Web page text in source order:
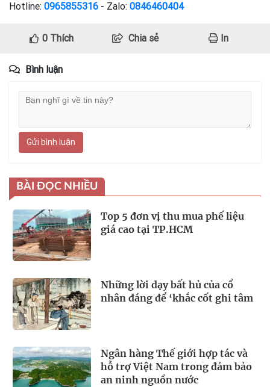
Hotline: 0965855316 - Zalo: 0846460404
0Thích Chia sẻ In
Bình luận
Gửi bình luận
BÀI ĐỌC NHIỀU
Top 5 đơn vị thu mua phế liệu
giá cao tại TP.HCM
Những lời dạy bất hủ của cổ
nhân đáng để ‘khắc cốt ghi tâm
Ngân hàng Thế giới hợp tác và
hỗ trợ Việt Nam trong đảm bảo
an ninh nguồn nước